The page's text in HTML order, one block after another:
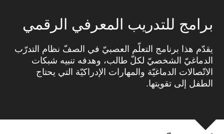
برامج للتدريب المعرفي الرقمي
يقدّم هذا برنامج التعلّم العصبيّ في الصفّ نظام التدرّب
الدماغيّ الشخصيّ لكلّ طالب، وهدفه تنبيه شبكات
الاتّصالات الدماغيّة والمهارات الإدراكيّة التي يحتاج
الطفل إلى تقويتها.